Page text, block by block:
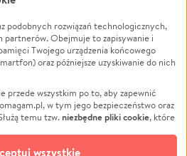
Powódź
Wichura
NGO
Edukacja
Podróż
Impreza
podobnych rozwiązań technologicznych,
partnerów. Obejmuje to zapisywanie i
Twojego urządzenia końcowego
oraz późniejsze uzyskiwanie do nich
wszystkim po to, aby zapewnić
w tym jego bezpieczeństwo oraz
temu tzw.niezbędne pliki cookie, które
plików cookie
wszystkie